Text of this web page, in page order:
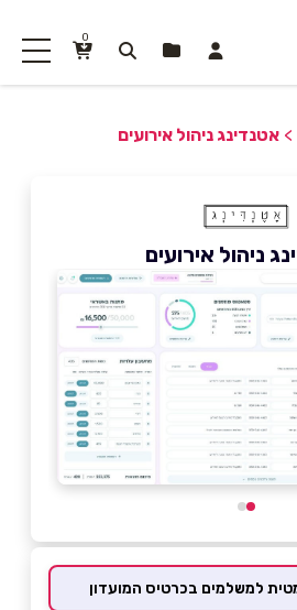
0
> אטנדינג ניהול אירועים
ניהול אירועים